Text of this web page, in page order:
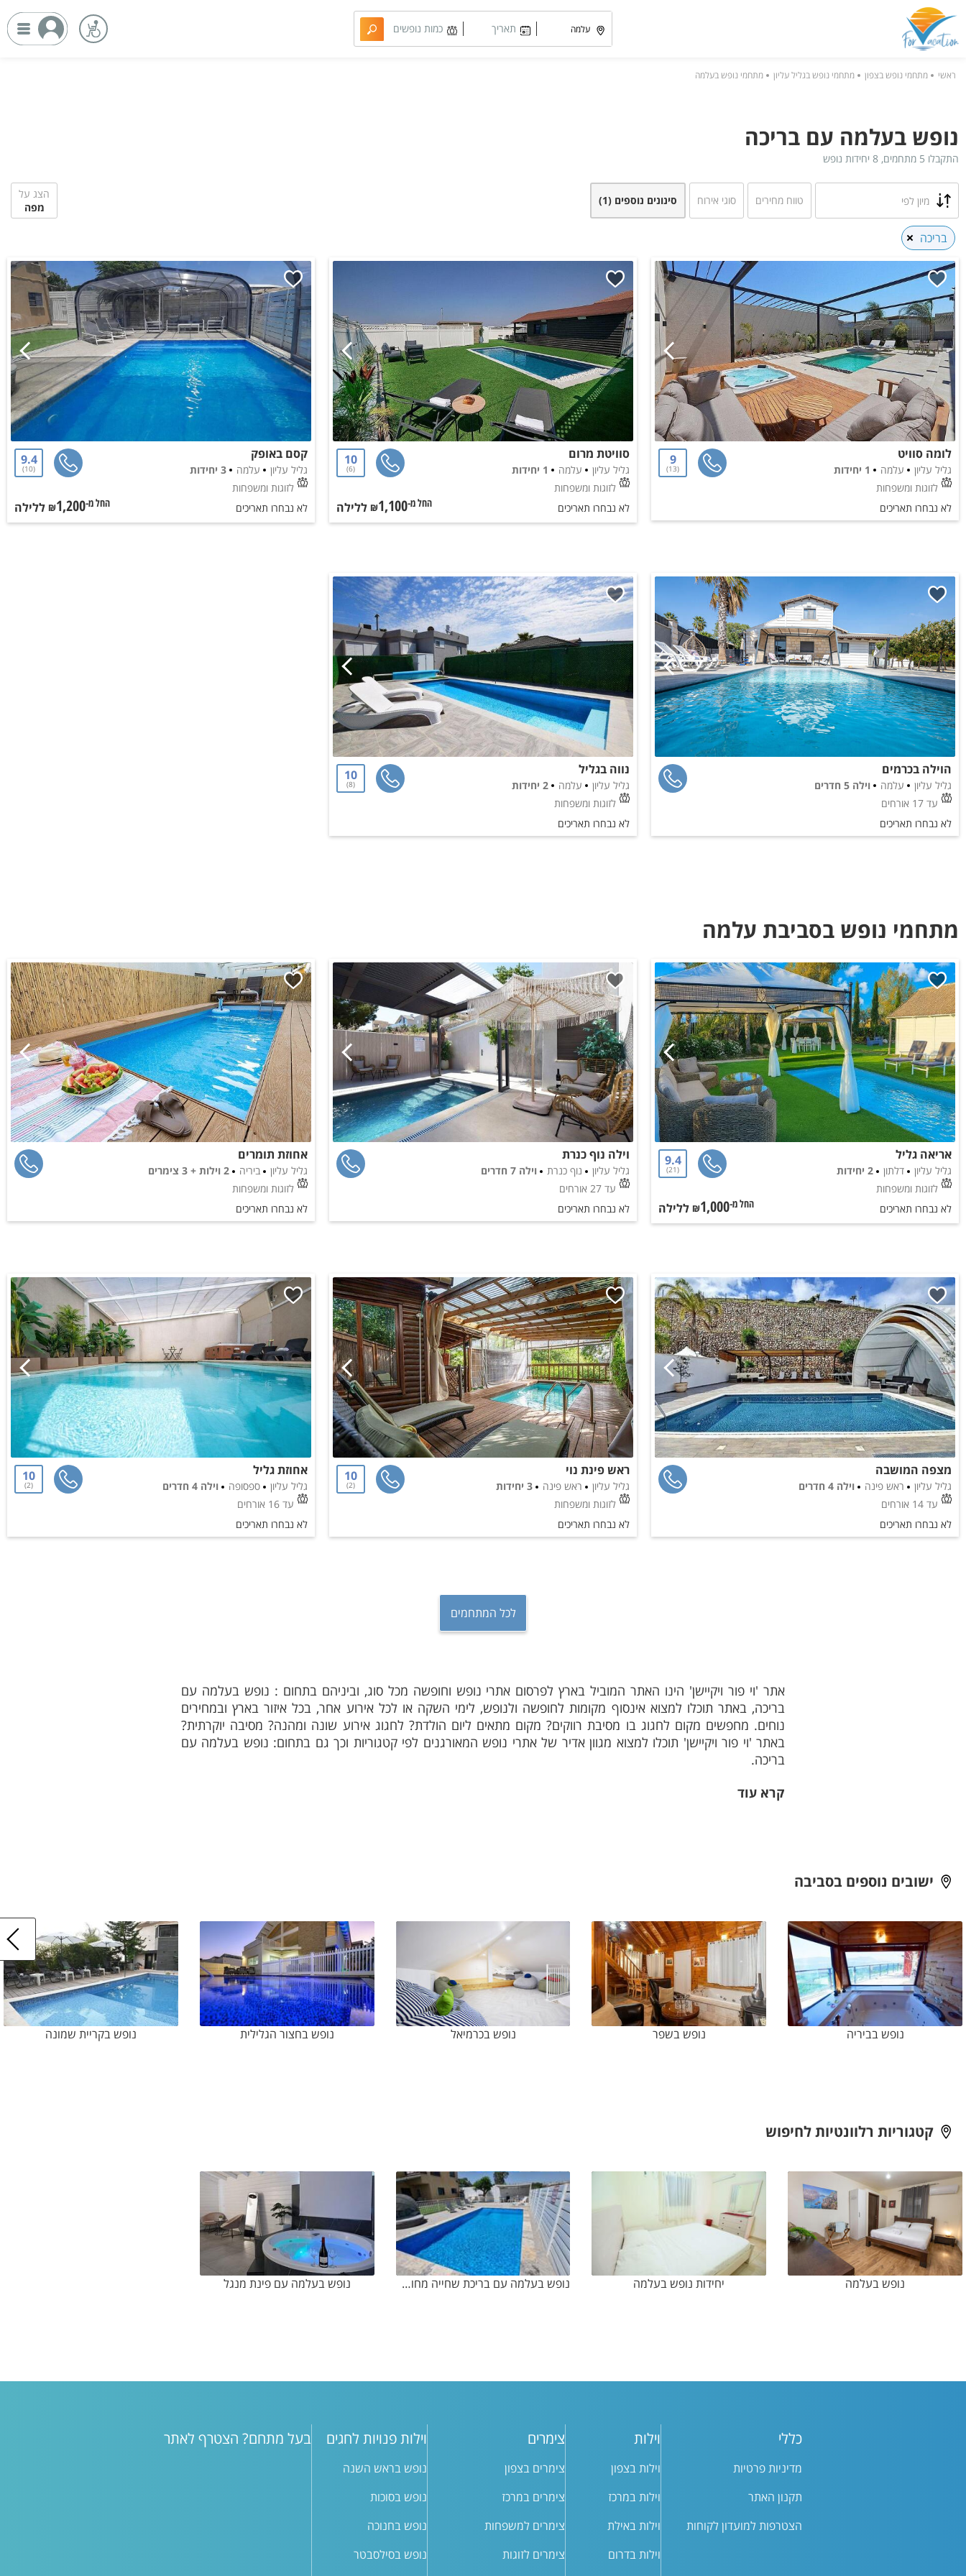
ראשי מתחמי נופש בצפון מתחמי נופש בגליל עליון מתחמי נופש בעלמה
נופש בעלמה עם בריכה
התקבלו 5 מתחמים, 8 יחידות נופש
תאריך כמות נופשים
מיון לפי
הצג על
מפה
טווח מחירים סוגי אירוח סינונים נוספים (1)
בריכה
לומה סוויט
גליל עליון עלמה
1 יחידות
לזוגות ומשפחות
9
13
לא נבחרו תאריכים
סוויטת מרום
גליל עליון עלמה
1 יחידות
לזוגות ומשפחות
10
6
לא נבחרו תאריכים החל מ-₪1,100 ללילה
קסם באופק
גליל עליון עלמה
3 יחידות
לזוגות ומשפחות
9.4
10
לא נבחרו תאריכים החל מ-₪1,200 ללילה
הוילה בכרמים
גליל עליון עלמה
וילה 5 חדרים
עד 17 אורחים
לא נבחרו תאריכים
נווה בגליל
גליל עליון עלמה
2 יחידות
לזוגות ומשפחות
10
8
לא נבחרו תאריכים
מתחמי נופש בסביבת עלמה
אריאה גליל
גליל עליון דלתון
2 יחידות
לזוגות ומשפחות
9.4
21
לא נבחרו תאריכים החל מ-₪1,000 ללילה
וילה נוף כנרת
גליל עליון נוף כנרת
וילה 7 חדרים
עד 27 אורחים
לא נבחרו תאריכים
אחוזת תומרים
גליל עליון ביריה
2 וילות + 3 צימרים
לזוגות ומשפחות
לא נבחרו תאריכים
מצפה המושבה
גליל עליון ראש פינה
וילה 4 חדרים
עד 14 אורחים
לא נבחרו תאריכים
ראש פינת נוי
גליל עליון ראש פינה
3 יחידות
לזוגות ומשפחות
10
2
לא נבחרו תאריכים
אחוזת גליל
גליל עליון ספסופה
וילה 4 חדרים
עד 16 אורחים
10
2
לא נבחרו תאריכים
לכל המתחמים
קרא עוד
אתר 'וי פור ויקיישן' הינו האתר המוביל בארץ לפרסום אתרי נופש וחופשה מכל סוג, וביניהם בתחום : נופש בעלמה עם
בריכה, באתר תוכלו למצוא אינסוף מקומות לחופשה ולנופש, לימי השקה או לכל אירוע אחר, בכל איזור בארץ ובמחירים
נוחים. מחפשים מקום לחגוג בו מסיבת רווקים? מקום מתאים ליום הולדת? לחגוג אירוע שונה ומהנה? מסיבה יוקרתית?
באתר 'וי פור ויקיישן' תוכלו למצוא מגוון אדיר של אתרי נופש המאורגנים לפי קטגוריות וכך גם בתחום: נופש בעלמה עם
בריכה.
לקבלת שירות מהיר והכוונה חינם כנסו כבר עכשיו לאתר 'וי פור ויקיישן', בחרו לכם את מקום החופשה המתאים והתרשמו
מחפשים לשבור את השיגרה? באתר 'וי פור ויקיישן' מגוון נרחב של מקומות לחופשה איכותיים כמו למשל בנושא אשר
חיפשתם: נופש בעלמה עם בריכה, האתר מפרסם אתרי חופשה ונפש מובחרים בארץ. באתרינו ניתן לבחור מקום לחופשה
אשר יתאים לתקציבכם ולכיסכם. האתר הינו ידידותי לשימוש וערוך לפי קטגוריות בתחומים שונים ובמחירים משתלמים אז
למה אתם מחכים?!
ישובים נוספים בסביבה
נופש בביריה נופש בשפר נופש בכרמיאל נופש בחצור הגלילית נופש בקריית שמונה
קטגוריות רלוונטיות לחיפוש
נופש בעלמה יחידות נופש בעלמה נופש בעלמה עם בריכת שחייה מחוממת ומקורה נופש בעלמה עם פינת מנגל
כללי
מדיניות פרטיות
תקנון האתר
הצטרפות למועדון לקוחות
וילות
וילות בצפון
וילות במרכז
וילות באילת
וילות בדרום
צימרים
צימרים בצפון
צימרים במרכז
צימרים למשפחות
צימרים לזוגות
וילות פנויות לחגים
נופש בראש השנה
נופש בסוכות
נופש בחנוכה
נופש בסילסבטר
בעל מתחם? הצטרף לאתר